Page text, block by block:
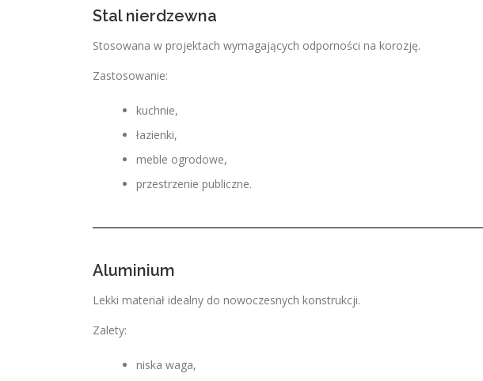
Stal nierdzewna
Stosowana w projektach wymagających odporności na korozję.
Zastosowanie:
kuchnie,
łazienki,
meble ogrodowe,
przestrzenie publiczne.
Aluminium
Lekki materiał idealny do nowoczesnych konstrukcji.
Zalety:
niska waga,